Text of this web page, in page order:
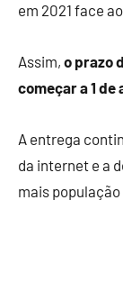
em 2021 face
Assim, o prazo
começar a 1 de
A entrega
da internet e a
mais população